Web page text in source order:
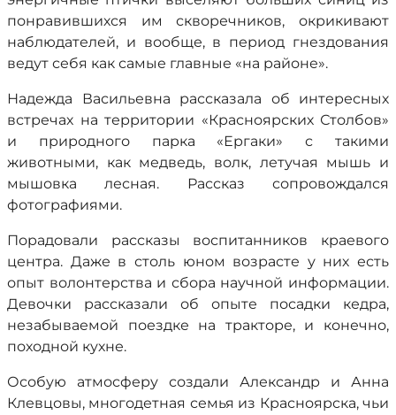
понравившихся им скворечников, окрикивают
наблюдателей, и вообще, в период гнездования
ведут себя как самые главные «на районе».
Надежда Васильевна рассказала об интересных
встречах на территории «Красноярских Столбов»
и природного парка «Ергаки» с такими
животными, как медведь, волк, летучая мышь и
мышовка лесная. Рассказ сопровождался
фотографиями.
Порадовали рассказы воспитанников краевого
центра. Даже в столь юном возрасте у них есть
опыт волонтерства и сбора научной информации.
Девочки рассказали об опыте посадки кедра,
незабываемой поездке на тракторе, и конечно,
походной кухне.
Особую атмосферу создали Александр и Анна
Клевцовы, многодетная семья из Красноярска, чьи